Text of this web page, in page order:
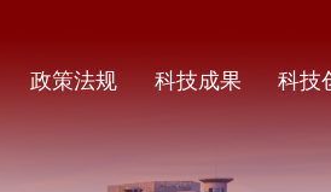
政策法规 科技成果 科技